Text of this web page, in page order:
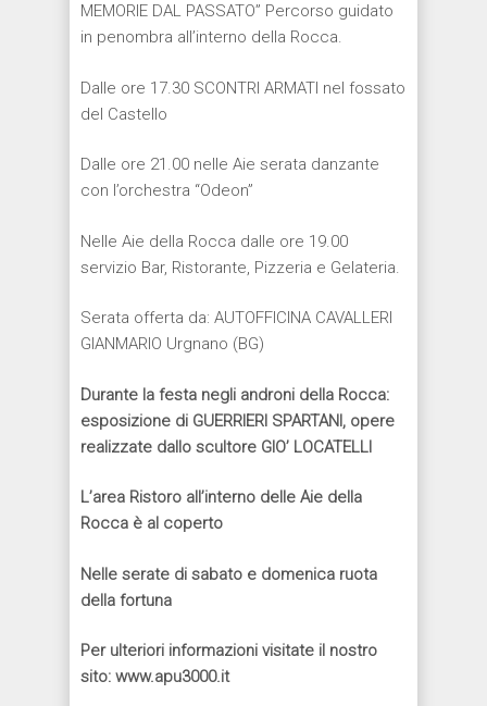
MEMORIE DAL PASSATO” Percorso guidato
in penombra all’interno della Rocca.
Dalle ore 17.30 SCONTRI ARMATI nel fossato
del Castello
Dalle ore 21.00 nelle Aie serata danzante
con l’orchestra “Odeon”
Nelle Aie della Rocca dalle ore 19.00
servizio Bar, Ristorante, Pizzeria e Gelateria.
Serata offerta da: AUTOFFICINA CAVALLERI
GIANMARIO Urgnano (BG)
Durante la festa negli androni della Rocca:
esposizione di GUERRIERI SPARTANI, opere
realizzate dallo scultore GIO’ LOCATELLI
L’area Ristoro all’interno delle Aie della
Rocca è al coperto
Nelle serate di sabato e domenica ruota
della fortuna
Per ulteriori informazioni visitate il nostro
sito: www.apu3000.it